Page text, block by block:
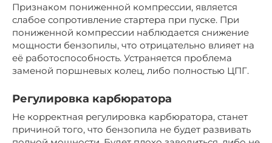
Признаком пониженной компрессии, является
слабое сопротивление стартера при пуске. При
пониженной компрессии наблюдается снижение
мощности бензопилы, что отрицательно влияет на
её работоспособность. Устраняется проблема
заменой поршневых колец, либо полностью ЦПГ.
Регулировка карбюратора
Не корректная регулировка карбюратора, станет
причиной того, что бензопила не будет развивать